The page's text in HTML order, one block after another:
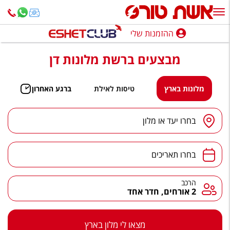
ההזמנות שלי
נופש בארץ
חופשה לפי סגנון
מלונות באילת
טיולים מאורגנים
סגנונות טיול
הרגע האחרון
ההזמנות שלי
מבצעים ברשת מלונות דן
מלונות בארץ טיסות לאילת ברגע האחרון
יעד/מלון בחרו יעד או מלון
תאריכים בחרו תאריכים
הרכב הרכב
2 אורחים, חדר אחד
מצאו לי מלון בארץ